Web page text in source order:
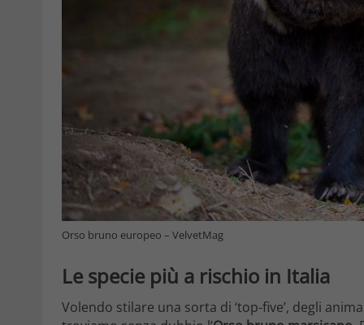
Orso bruno europeo – VelvetMag
Le specie più a rischio in Italia
Volendo stilare una sorta di ‘top-five’, degli